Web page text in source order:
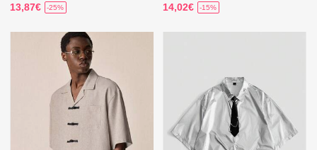
13,87€ -25% 14,02€ -15%